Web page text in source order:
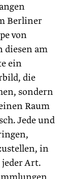
Berliner
von
am
ein
die
sondern
Raum
Jede und
in
Art.